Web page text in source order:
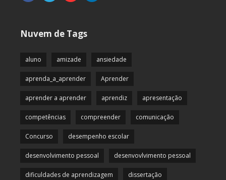
Nuvem de Tags
aluno amizade ansiedade
aprenda_a_aprender Aprender
aprender a aprender aprendiz apresentação
competências compreender comunicação
Concurso desempenho escolar
desenvolvimento pessoal desenvovlvimento pessoal
dificuldades de aprendizagem dissertação